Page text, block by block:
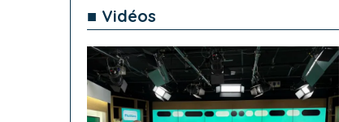
■ Vidéos